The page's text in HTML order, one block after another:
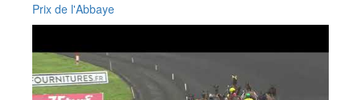
Prix de l'Abbaye